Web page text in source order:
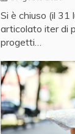
Si è chiuso (il 31
articolato iter di
progetti…